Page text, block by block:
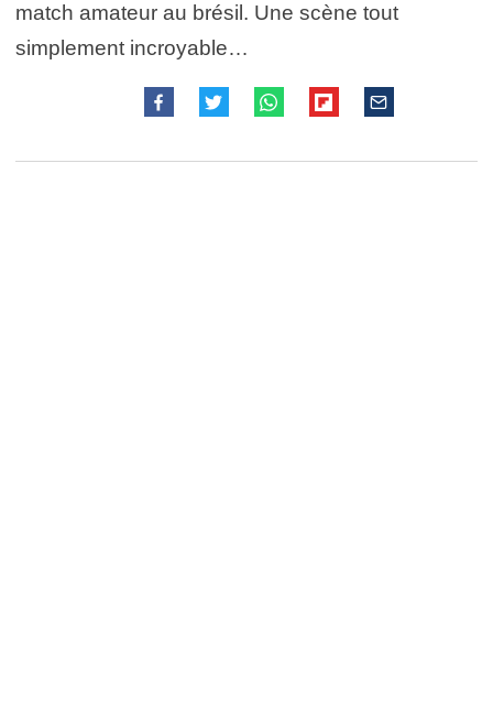
match amateur au brésil. Une scène tout
simplement incroyable…